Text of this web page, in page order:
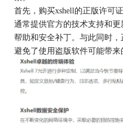
首先，购买xshell的正版许可
通常提供官方的技术支持和
帮助和安全补丁。与此同时，
避免了使用盗版软件可能带来